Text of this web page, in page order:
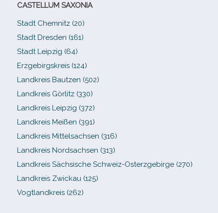
CASTELLUM SAXONIA
Stadt Chemnitz (20)
Stadt Dresden (161)
Stadt Leipzig (64)
Erzgebirgskreis (124)
Landkreis Bautzen (502)
Landkreis Görlitz (330)
Landkreis Leipzig (372)
Landkreis Meißen (391)
Landkreis Mittelsachsen (316)
Landkreis Nordsachsen (313)
Landkreis Sächsische Schweiz-​Osterzgebirge (270)
Landkreis Zwickau (125)
Vogtlandkreis (262)